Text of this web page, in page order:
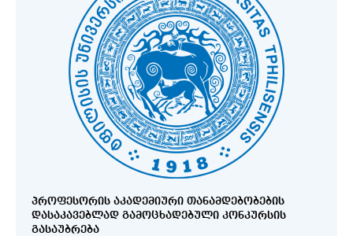
ᲞᲠᲝᲤᲔᲡᲝᲠᲘᲡ ᲐᲙᲐᲓᲔᲛᲘᲣᲠᲘ ᲗᲐᲜᲐᲛᲓᲔᲑᲝᲑᲔᲑᲘᲡ
ᲓᲐᲡᲐᲙᲐᲕᲔᲑᲚᲐᲓ ᲒᲐᲛᲝᲪᲮᲐᲓᲔᲑᲣᲚᲘ ᲙᲝᲜᲙᲣᲠᲡᲘᲡ
ᲒᲐᲡᲐᲣᲑᲠᲔᲑᲐ